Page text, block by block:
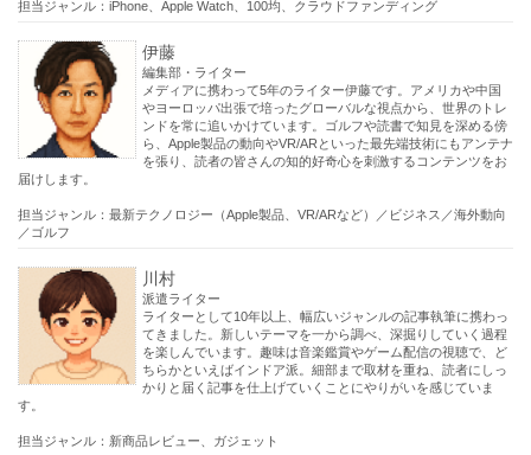
担当ジャンル：iPhone、Apple Watch、100均、クラウドファンディング
伊藤
編集部・ライター
メディアに携わって5年のライター伊藤です。アメリカや中国
やヨーロッパ出張で培ったグローバルな視点から、世界のトレ
ンドを常に追いかけています。ゴルフや読書で知見を深める傍
ら、Apple製品の動向やVR/ARといった最先端技術にもアンテナ
を張り、読者の皆さんの知的好奇心を刺激するコンテンツをお
届けします。
担当ジャンル：最新テクノロジー（Apple製品、VR/ARなど）／ビジネス／海外動向
／ゴルフ
川村
派遣ライター
ライターとして10年以上、幅広いジャンルの記事執筆に携わっ
てきました。新しいテーマを一から調べ、深掘りしていく過程
を楽しんでいます。趣味は音楽鑑賞やゲーム配信の視聴で、ど
ちらかといえばインドア派。細部まで取材を重ね、読者にしっ
かりと届く記事を仕上げていくことにやりがいを感じていま
す。
担当ジャンル：新商品レビュー、ガジェット